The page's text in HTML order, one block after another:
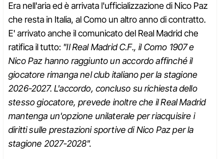
Era nell'aria ed è arrivata l'ufficializzazione di Nico Paz
che resta in Italia, al Como un altro anno di contratto.
E' arrivato anche il comunicato del Real Madrid che
ratifica il tutto: "Il Real Madrid C.F., il Como 1907 e
Nico Paz hanno raggiunto un accordo affinché il
giocatore rimanga nel club italiano per la stagione
2026-2027. L'accordo, concluso su richiesta dello
stesso giocatore, prevede inoltre che il Real Madrid
mantenga un'opzione unilaterale per riacquisire i
diritti sulle prestazioni sportive di Nico Paz per la
stagione 2027-2028".